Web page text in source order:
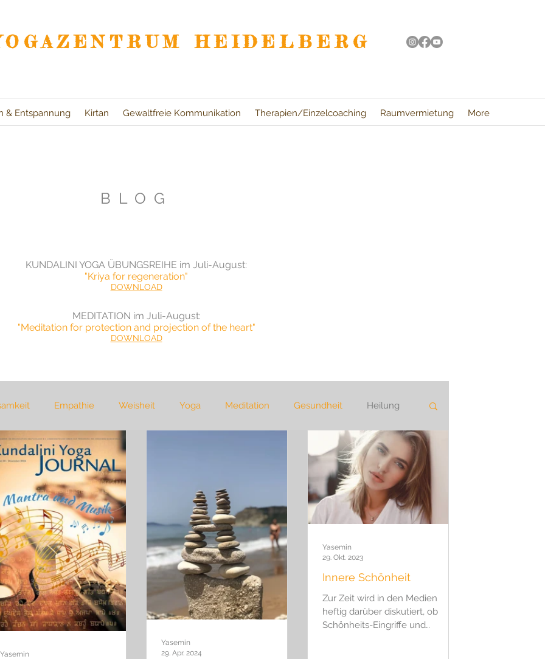
HEIDELBERG
& Entspannung Kirtan Gewaltfreie Kommunikation Therapien/Einzelcoaching Raumvermietung More
BLOG
KUNDALINI YOGA ÜBUNGSREIHE im Juli-August:
"Kriya for regeneration"
DOWNLOAD
MEDITATION im Juli-August:
"Meditation for protection and projection of the heart"
DOWNLOAD
Empathie Weisheit Yoga Meditation Gesundheit Heilung
Natur Reisen gewaltfreie Kommunikation
Frieden Tod Soziologie Politik Geschichte
Nachrichten Spiritualität Trauern Reinkarnation
Yasemin
Yasemin
29. Apr. 2024
Innere Schönheit
Zur Zeit wird in den Medien
heftig darüber diskutiert, ob
Schönheits-Eingriffe und
Yasemin
29. Okt. 2023